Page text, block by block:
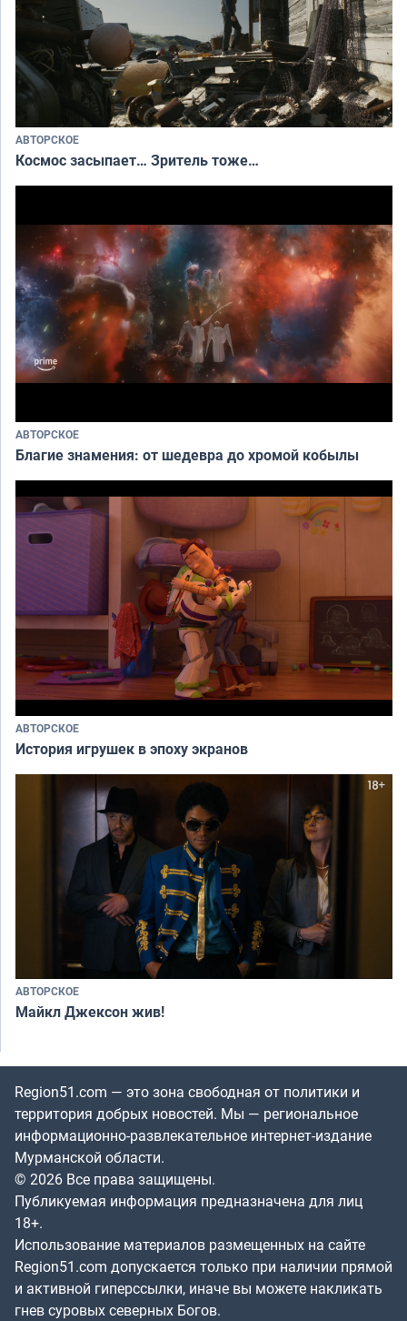
АВТОРСКОЕ
Космос засыпает… Зритель тоже…
АВТОРСКОЕ
Благие знамения: от шедевра до хромой кобылы
АВТОРСКОЕ
История игрушек в эпоху экранов
АВТОРСКОЕ
Майкл Джексон жив!
Region51.com — это зона свободная от политики и
территория добрых новостей. Мы — региональное
информационно-развлекательное интернет-издание
Мурманской области.
© 2026 Все права защищены.
Публикуемая информация предназначена для лиц
18+.
Использование материалов размещенных на сайте
Region51.com допускается только при наличии прямой
и активной гиперссылки, иначе вы можете накликать
гнев суровых северных Богов.